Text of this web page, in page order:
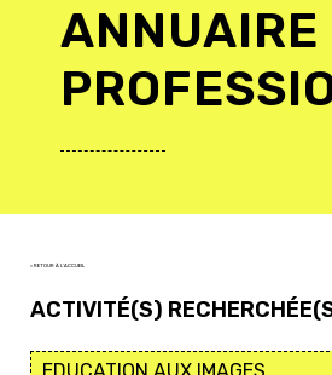
ANNUAIRE
< RETOUR À L'ACCUEIL
ACTIVITÉ(S)